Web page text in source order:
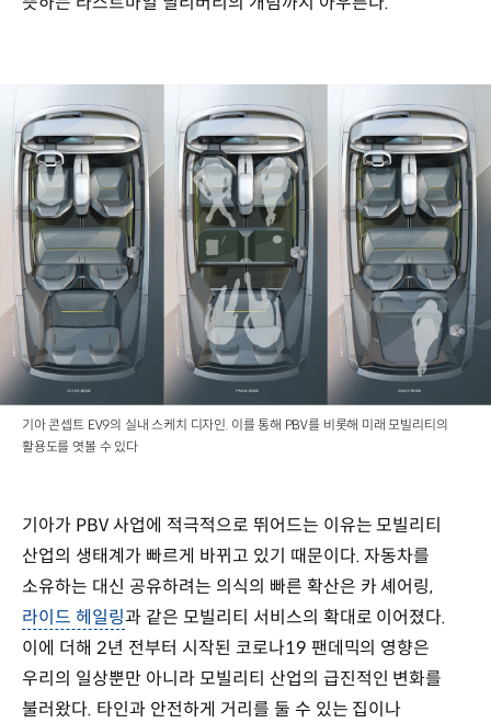
기아 콘셉트 EV9의 실내 스케치 디자인. 이를 통해 PBV를 비롯해 미래 모빌리티의
활용도를 엿볼 수 있다
기아가 PBV 사업에 적극적으로 뛰어드는 이유는 모빌리티
산업의 생태계가 빠르게 바뀌고 있기 때문이다. 자동차를
소유하는 대신 공유하려는 의식의 빠른 확산은 카 셰어링,
라이드 헤일링과 같은 모빌리티 서비스의 확대로 이어졌다.
이에 더해 2년 전부터 시작된 코로나19 팬데믹의 영향은
우리의 일상뿐만 아니라 모빌리티 산업의 급진적인 변화를
불러왔다. 타인과 안전하게 거리를 둘 수 있는 집이나